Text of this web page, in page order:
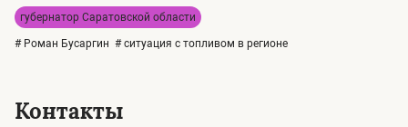
губернатор Саратовской области
# Роман Бусаргин # ситуация с топливом в регионе
Контакты